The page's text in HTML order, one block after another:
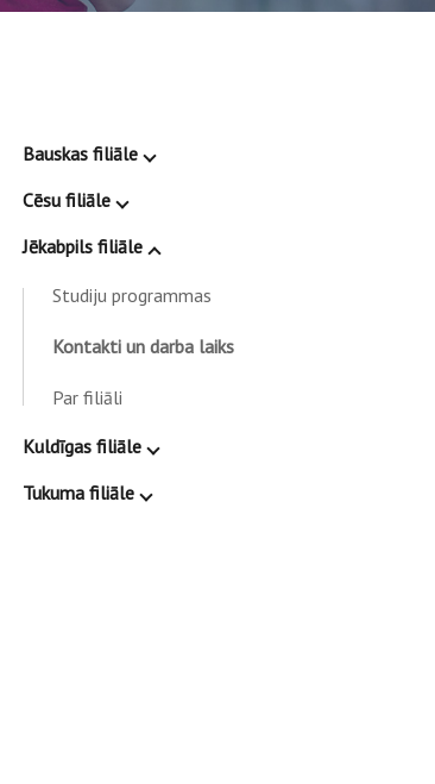
Bauskas filiāle
Cēsu filiāle
Jēkabpils filiāle
Studiju programmas
Kontakti un darba laiks
Par filiāli
Kuldīgas filiāle
Tukuma filiāle